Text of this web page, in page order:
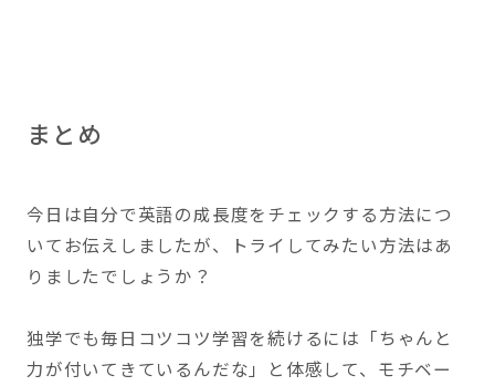
まとめ
今日は自分で英語の成長度をチェックする方法につ
いてお伝えしましたが、トライしてみたい方法はあ
りましたでしょうか？
独学でも毎日コツコツ学習を続けるには「ちゃんと
力が付いてきているんだな」と体感して、モチベー